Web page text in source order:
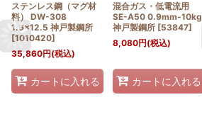
ステンレス鋼（マグ材
料） DW-308
1.6×12.5 神戸製鋼所
[1010420]
35,860円(税込)
カートに入れる
混合ガス・低電流用
SE-A50 0.9mm-10kg
神戸製鋼所 [53847]
8,080円(税込)
カートに入れる